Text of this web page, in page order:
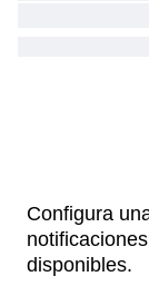
Configura
disponibles.